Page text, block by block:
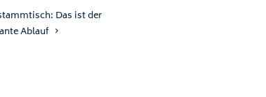
Das ist der
Ablauf